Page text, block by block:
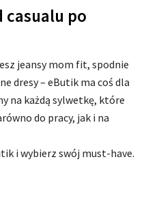
casualu po
jeansy mom fit, spodnie
dresy – eButik ma coś dla
na każdą sylwetkę, które
do pracy, jak i na
i wybierz swój must-have.